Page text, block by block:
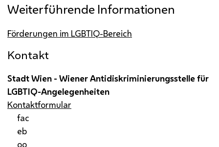
Weiterführende Informationen
Förderungen im LGBTIQ-Bereich
Kontakt
Stadt Wien - Wiener Antidiskriminierungsstelle für
LGBTIQ-Angelegenheiten
Kontaktformular
fac
eb
oo